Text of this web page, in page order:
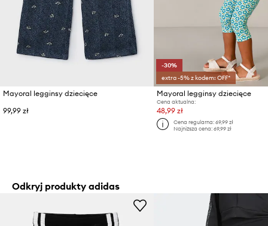
Mayoral legginsy dziecięce
99,99 zł
-30%
extra -5% z kodem: OFF*
Mayoral legginsy dziecięce
Cena aktualna:
48,99 zł
Cena regularna:69,99 zł
Najniższa cena:69,99 zł
Odkryj produkty adidas